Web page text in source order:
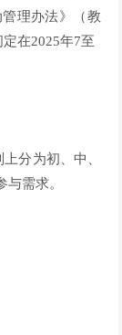
理办法》（教
定在2025年7至
上分为初、中、
需求。